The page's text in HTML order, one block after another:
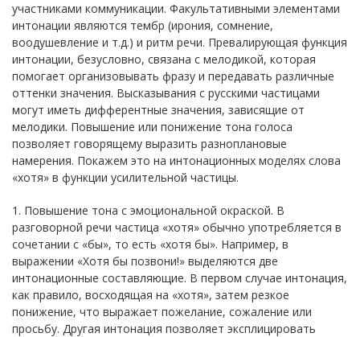
участниками коммуникации. Факультативными элементами
интонации являются тембр (ирония, сомнение,
воодушевление и т.д.) и ритм речи. Превалирующая функция
интонации, безусловно, связана с мелодикой, которая
помогает организовывать фразу и передавать различные
оттенки значения. Высказывания с русскими частицами
могут иметь дифферентные значения, зависящие от
мелодики. Повышение или понижение тона голоса
позволяет говорящему выразить разноплановые
намерения. Покажем это на интонационных моделях слова
«хотя» в функции усилительной частицы.
1. Повышение тона с эмоциональной окраской. В
разговорной речи частица «хотя» обычно употребляется в
сочетании с «бы», то есть «хотя бы». Например, в
выражении «Хотя бы позвони!» выделяются две
интонационные составляющие. В первом случае интонация,
как правило, восходящая на «хотя», затем резкое
понижение, что выражает пожелание, сожаление или
просьбу. Другая интонация позволяет эксплицировать